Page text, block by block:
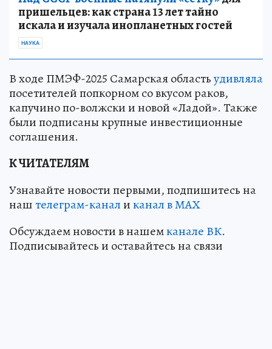
пришельцев: как страна 13 лет тайно
искала и изучала инопланетных гостей
НАУКА
В ходе ПМЭФ-2025 Самарская областьудивляла
посетителей попкорном со вкусом раков,
капучино по-волжски и новой «Ладой». Также
были подписаны крупные инвестиционные
соглашения.
К ЧИТАТЕЛЯМ
Узнавайте новости первыми, подпишитесь на
наштелеграм-каналиканал в МАХ
Обсуждаем новости в нашемканале ВК.
Подписывайтесь и оставайтесь на связи